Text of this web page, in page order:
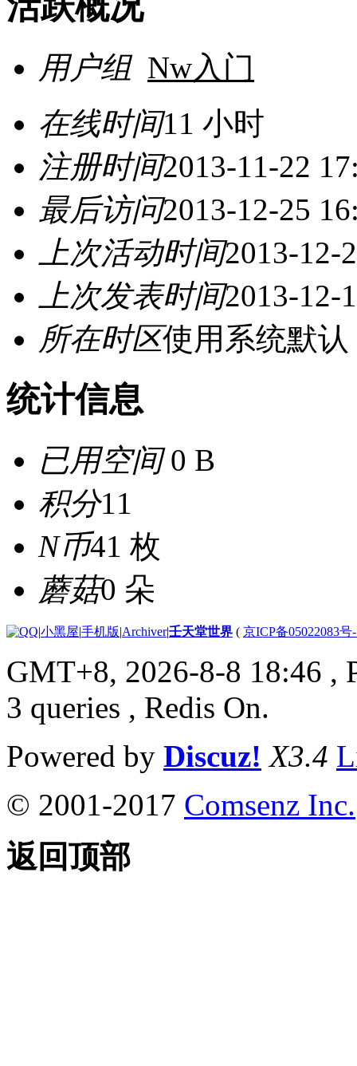
用户组 Nw入门
在线时间11 小时
注册时间2013-11-22
最后访问2013-12-25
上次活动时间2013-12-
上次发表时间2013-12-
所在时区使用系统默认
统计信息
已用空间0 B
积分11
N币41 枚
蘑菇0 朵
|小黑屋|手机版|Archiver|壬天堂世界 ( 京ICP备05022083号
GMT+8, 2026-8-8 18:46 ,
3 queries , Redis On.
Powered by Discuz! X3.4
© 2001-2017 Comsenz Inc.
返回顶部